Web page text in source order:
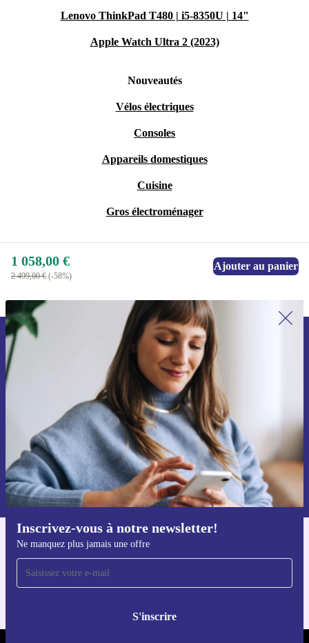
Lenovo ThinkPad T480 | i5-8350U | 14"
Apple Watch Ultra 2 (2023)
Nouveautés
Vélos électriques
Consoles
Appareils domestiques
Cuisine
Gros électroménager
1 058,00 €
2 499,00 € (-58%)
Ajouter au panier
Inscrivez-vous à notre newsletter!
Ne manquez plus jamais une offre
S'inscrire
Recevoir offres et infos de refurbed
par mail
Ne manquez plus aucune offre.
S'inscrire
Retrouvez les informations sur l'utilisation des données personnelles
dans notrepolitique de confidentialité.
Téléchargez l'application refurbed
Pour iOS et Android